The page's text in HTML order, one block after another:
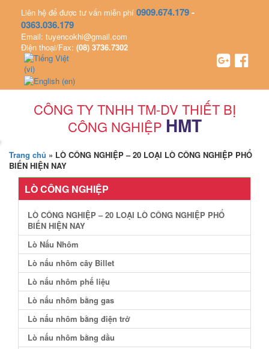
Liên hệ để được tư vấn miễn phí 0909.674.179-
0363.036.179
Email: tuyencokhi@gmail.com
Điện thoại/Fax: (08) 3736.7302
CÔNG TY TNHH TM-DV THIẾT BỊ
CÔNG NGHIỆP HMT
Trang chủ » LÒ CÔNG NGHIỆP – 20 LOẠI LÒ CÔNG NGHIỆP PHỔ
BIẾN HIỆN NAY
LÒ CÔNG NGHIỆP
LÒ CÔNG NGHIỆP – 20 LOẠI LÒ CÔNG NGHIỆP PHỔ
BIẾN HIỆN NAY
Lò Nấu Nhôm
Lò nấu nhôm cây Billet
Lò nấu nhôm phế liệu
Lò nấu nhôm bằng gas
Lò nấu nhôm bằng điện trở
Lò nấu nhôm bằng dầu